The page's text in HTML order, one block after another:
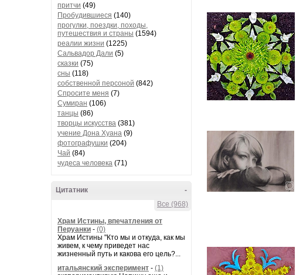
притчи (49)
Пробудившиеся (140)
прогулки, поездки, походы,
путешествия и страны (1594)
реалии жизни (1225)
Сальвадор Дали (5)
сказки (75)
сны (118)
собственной персоной (842)
Спросите меня (7)
Сумиран (106)
танцы (86)
творцы искусства (381)
учение Дона Хуана (9)
фотографушки (204)
Чай (84)
чудеса человека (71)
-
Цитатник
Все (968)
Храм Истины, впечатления от
Перуанки - (0)
Храм Истины "Кто мы и откуда, как мы
живем, к чему приведет нас
жизненный путь и какова его цель?...
итальянский эксперимент - (1)